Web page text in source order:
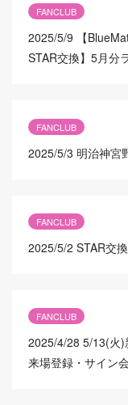
FANCLUB
2025/5/9
【
STAR交換】5月分
FANCLUB
2025/5/3 明治神宮
FANCLUB
2025/5/2 STAR交
FANCLUB
2025/4/28 5/13(火)
来場登録・サイン